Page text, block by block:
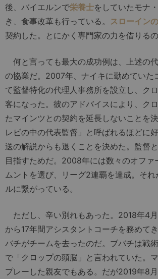
後、バイエルンで栄養士をしていたモナ
き、食事改革も行っている。 スローイン
契約した。とにかく専門家の力を借りるの
何と言っても最大の成功例は、上述の
の協業だ。2007年、ナイキに勤めていた
て監督特化の代理人事務所を設立し、ク
客になった。彼のアドバイスにより、ク
たマインツとの契約を延長しないことを
レビの中の代表監督」と呼ばれるほどに
送の解説からも退くことを決めた。監督
目指すためだ。2008年には数々のオファ
ムントを選び、リーグ2連覇を達成。そ
ルに繋がっている。
ただし、辛い別れもあった。2018年4
から17年間アシスタントコーチを務めて
バチがチームを去ったのだ。ブバチは戦
で「クロップの頭脳」と言われていた。
プレーした親友でもある。だが2019年8